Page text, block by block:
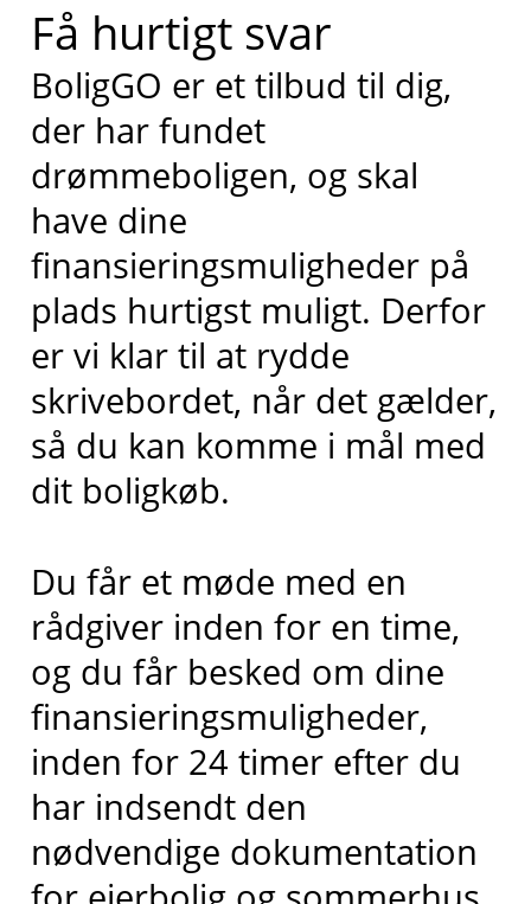
Få hurtigt svar
BoligGO er et tilbud til dig,
der har fundet
drømmeboligen, og skal
have dine
finansieringsmuligheder på
plads hurtigst muligt. Derfor
er vi klar til at rydde
skrivebordet, når det gælder,
så du kan komme i mål med
dit boligkøb.
Du får et møde med en
rådgiver inden for en time,
og du får besked om dine
finansieringsmuligheder,
inden for 24 timer efter du
har indsendt den
nødvendige dokumentation